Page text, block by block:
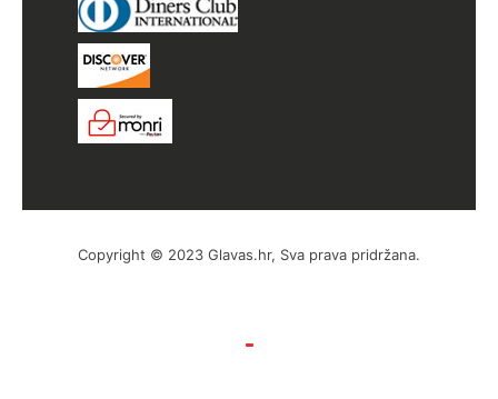
Copyright © 2023 Glavas.hr, Sva prava pridržana.